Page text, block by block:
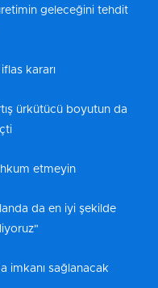
geleceğini tehdit
kararı
ürkütücü boyutun da
etmeyin
da en iyi şekilde
imkanı sağlanacak